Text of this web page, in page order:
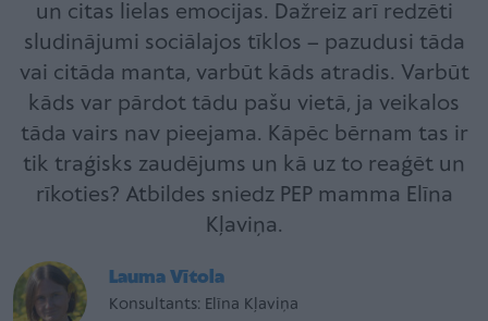
un citas lielas emocijas. Dažreiz arī redzēti
sludinājumi sociālajos tīklos – pazudusi tāda
vai citāda manta, varbūt kāds atradis. Varbūt
kāds var pārdot tādu pašu vietā, ja veikalos
tāda vairs nav pieejama. Kāpēc bērnam tas ir
tik traģisks zaudējums un kā uz to reaģēt un
rīkoties? Atbildes sniedz PEP mamma Elīna
Kļaviņa.
Lauma Vītola
Konsultants: Elīna Kļaviņa